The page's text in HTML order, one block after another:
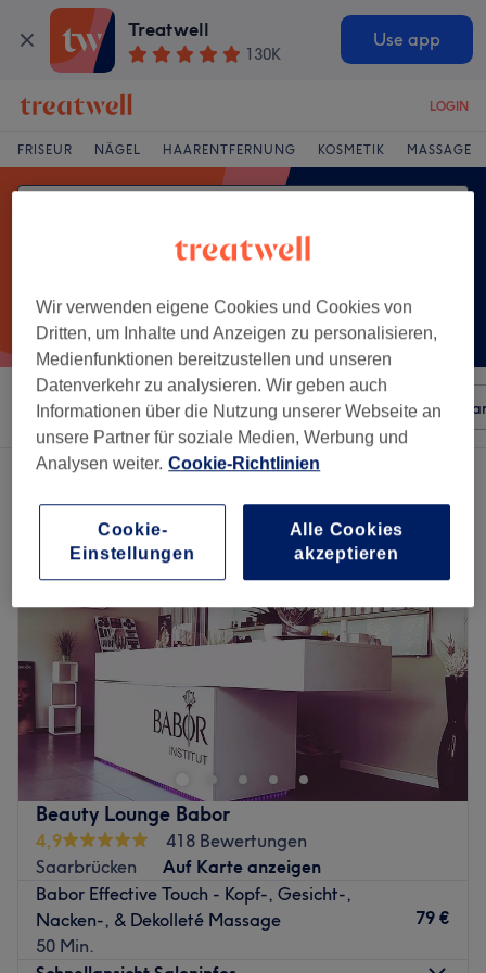
Treatwell
130K
Use app
LOGIN
FRISEUR NÄGEL HAARENTFERNUNG KOSMETIK MASSAGE
Sortieren nach Beliebiger Preis Besonderheiten
Ein Salon, der anbietet: kopfmassage in Saarbrücken
Beauty Lounge Babor
4,9
418 Bewertungen
Saarbrücken
Auf Karte anzeigen
Babor Effective Touch - Kopf-, Gesicht-,
Nacken-, & Dekolleté Massage
50 Min.
79 €
Wir verwenden eigene Cookies und Cookies von
Dritten, um Inhalte und Anzeigen zu personalisieren,
Medienfunktionen bereitzustellen und unseren
Datenverkehr zu analysieren. Wir geben auch
Informationen über die Nutzung unserer Webseite an
unsere Partner für soziale Medien, Werbung und
Analysen weiter. Cookie-Richtlinien
Cookie-
Einstellungen
Alle Cookies
akzeptieren